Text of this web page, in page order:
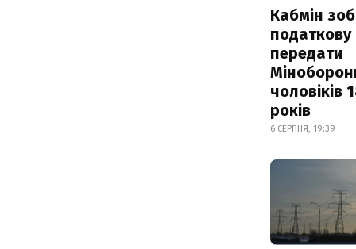
Кабмін
податкову
передати
чоловіків
років
6 СЕРПНЯ, 19:39